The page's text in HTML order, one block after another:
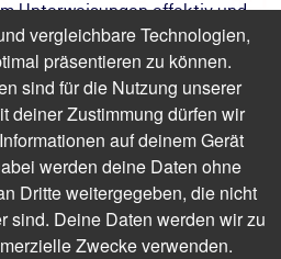
Unterweisungen effektiv und
können.
rechtssichere, nachhaltige
das Wissen, um Mitarbeitende
im Arbeitsschutz zu
am eintägigen,
vergleichbare Technologien,
präsentieren zu können.
sind für die Nutzung unserer
deiner Zustimmung dürfen wir
auf deinem Gerät
werden deine Daten ohne
Dritte weitergegeben, die nicht
sind. Deine Daten werden wir zu
Zwecke verwenden.